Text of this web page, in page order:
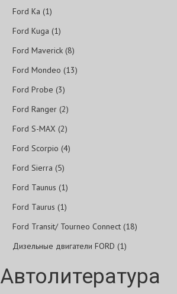
Ford Ka (1)
Ford Kuga (1)
Ford Maverick (8)
Ford Mondeo (13)
Ford Probe (3)
Ford Ranger (2)
Ford S-MAX (2)
Ford Scorpio (4)
Ford Sierra (5)
Ford Taunus (1)
Ford Taurus (1)
Ford Transit/ Tourneo Connect (18)
Дизельные двигатели FORD (1)
Автолитература